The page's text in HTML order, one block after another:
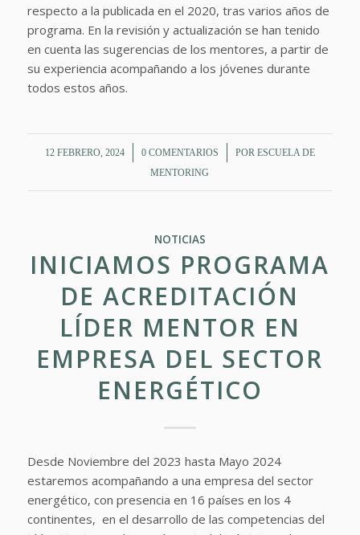
respecto a la publicada en el 2020, tras varios años de
programa. En la revisión y actualización se han tenido
en cuenta las sugerencias de los mentores, a partir de
su experiencia acompañando a los jóvenes durante
todos estos años.
12 FEBRERO, 2024
/ 0 COMENTARIOS
/ POR ESCUELA DE
MENTORING
NOTICIAS
INICIAMOS PROGRAMA
DE ACREDITACIÓN
LÍDER MENTOR EN
EMPRESA DEL SECTOR
ENERGÉTICO
Desde Noviembre del 2023 hasta Mayo 2024
estaremos acompañando a una empresa del sector
energético, con presencia en 16 países en los 4
continentes, en el desarrollo de las competencias del